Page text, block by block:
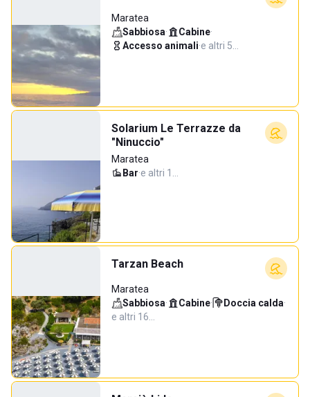
Maratea
Sabbiosa· Cabine·
Accesso animali·e altri 5…
Solarium Le Terrazze da
"Ninuccio"
Maratea
Bar·e altri 1…
Tarzan Beach
Maratea
Sabbiosa· Cabine· Doccia calda·
e altri 16…